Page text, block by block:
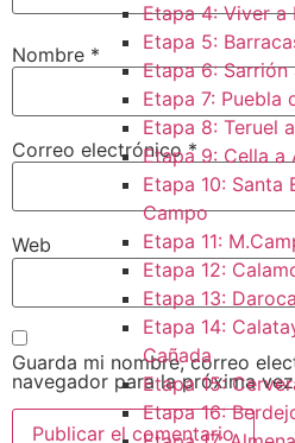
Etapa 4: Viver a
Etapa 5:
Etapa 6: Sarrión
Etapa 7: Puebla
Etapa 8: Teruel
Etapa 9: Cella a
Etapa 10: Santa
Campo​
Etapa 11:
Etapa 12:
Etapa 13:
Etapa 14:
Cañada​
Etapa 15:
Etapa 16:
Nombre *
Correo electrónico*
Web
Guarda mi nombre, correo
navegador para la próxima